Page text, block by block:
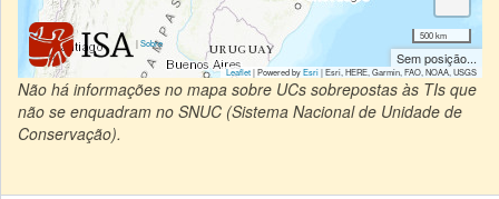
|Sobre
500 km
Sem posição...
Leaflet| Powered byEsri|Esri, HERE, Garmin, FAO, NOAA, USGS
Não há informações no mapa sobre UCs sobrepostas às TIs que
não se enquadram no SNUC (Sistema Nacional de Unidade de
Conservação).